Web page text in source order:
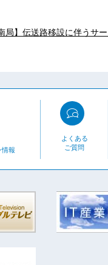
局】伝送路移設に伴うサ
情報
よくある
ご質問